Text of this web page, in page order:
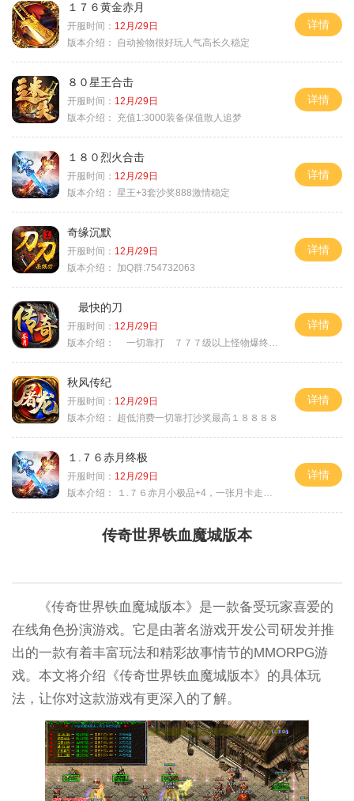
１７６黄金赤月
开服时间： 12月/29日
版本介绍：
自动捡物很好玩人气高长久稳定
详情
８０星王合击
开服时间： 12月/29日
版本介绍：
充值1:3000装备保值散人追梦
详情
１８０烈火合击
开服时间： 12月/29日
版本介绍： 星王+3套沙奖888激情稳定
详情
奇缘沉默
开服时间： 12月/29日
版本介绍：
加Q群:754732063
详情
最快的刀
开服时间： 12月/29日
版本介绍：
一切靠打 ７７７级以上怪物爆终极
详情
秋风传纪
开服时间： 12月/29日
版本介绍：
超低消费一切靠打沙奖最高１８８８８
详情
１.７６赤月终极
开服时间： 12月/29日
版本介绍：
１.７６赤月小极品+4，一张月卡走天涯a
详情
传奇世界铁血魔城版本
《传奇世界铁血魔城版本》是一款备受玩家喜爱的
在线角色扮演游戏。它是由著名游戏开发公司研发并推
出的一款有着丰富玩法和精彩故事情节的MMORPG游
戏。本文将介绍《传奇世界铁血魔城版本》的具体玩
法，让你对这款游戏有更深入的了解。